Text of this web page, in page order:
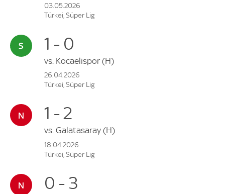
03.05.2026
Türkei, Süper Lig
1 - 0
vs. Kocaelispor (H)
26.04.2026
Türkei, Süper Lig
1 - 2
vs. Galatasaray (H)
18.04.2026
Türkei, Süper Lig
0 - 3